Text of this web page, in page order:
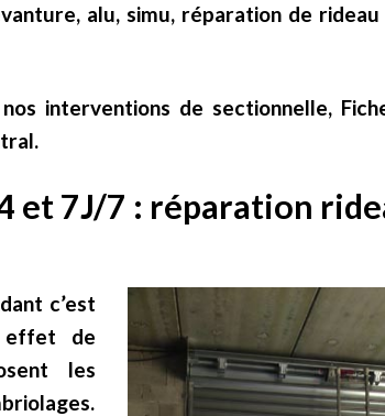
alu, simu, réparation de
interventions de sectionnelle,
et 7J/7 : réparation
c’est
effet de
les